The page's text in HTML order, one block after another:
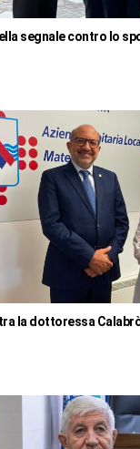
segnale contro lo
la dottoressa